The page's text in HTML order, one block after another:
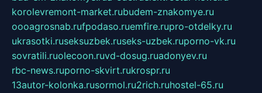
korolevremont-market.rubudem-znakomye.ru
oooagrosnab.rufpodaso.ruemfire.rupro-otdelky.ru
ukrasotki.ruseksuzbek.ruseks-uzbek.ruporno-vk.ru
sovratili.ruolecoon.ruvd-dosug.ruadonyev.ru
rbc-news.ruporno-skvirt.rukrospr.ru
13autor-kolonka.rusormol.ru2rich.ruhostel-65.ru